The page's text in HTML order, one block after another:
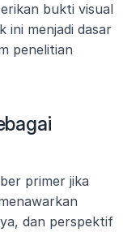
bukti visual
ini menjadi dasar
penelitian
primer jika
dan perspektif